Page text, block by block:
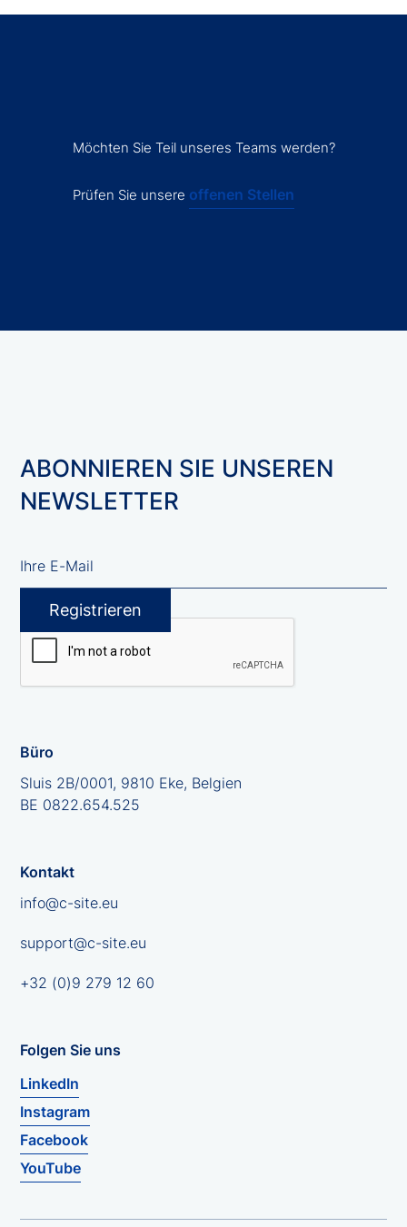
Möchten Sie Teil unseres Teams werden?
Prüfen Sie unsere offenen Stellen
ABONNIEREN SIE UNSEREN
NEWSLETTER
Büro
Sluis 2B/0001, 9810 Eke, Belgien
BE 0822.654.525
Kontakt
info@c-site.eu
support@c-site.eu
+32 (0)9 279 12 60
Folgen Sie uns
LinkedIn
Instagram
Facebook
YouTube